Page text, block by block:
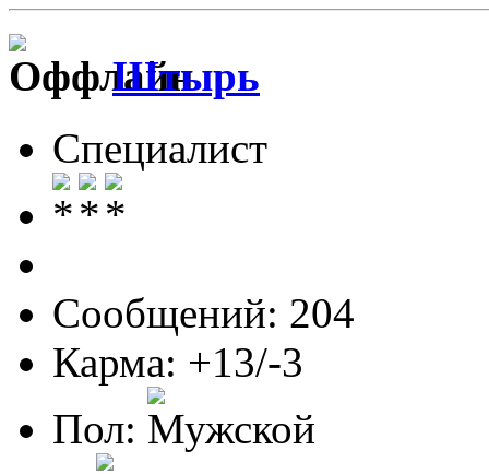
Штырь
Специалист
Сообщений: 204
Карма: +13/-3
Пол: